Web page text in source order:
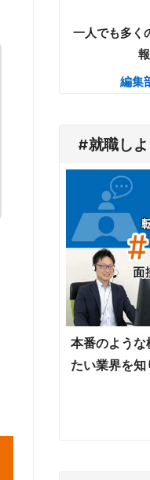
一人でも多く
編集
#就職し
本番のような
たい業界を